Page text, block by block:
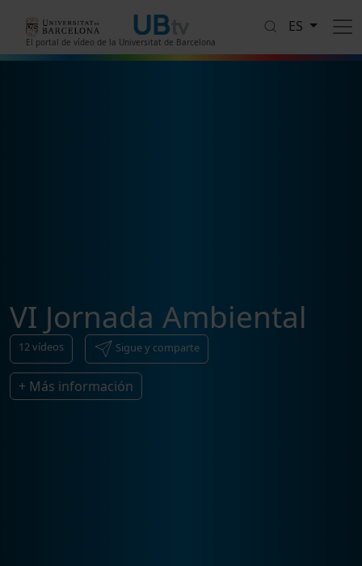
El portal de vídeo de la Universitat de Barcelona
ES
VI Jornada Ambiental
12vídeos Sigue y comparte
+ Más información